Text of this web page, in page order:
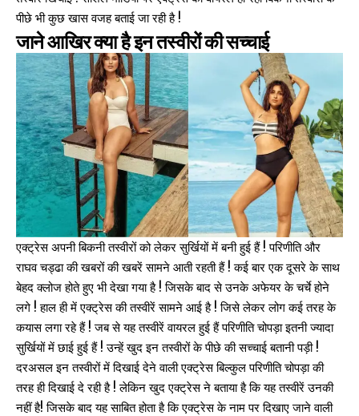
पीछे भी कुछ खास वजह बताई जा रही है !
जाने आखिर क्या है इन तस्वीरों की सच्चाई
एक्ट्रेस अपनी बिकनी तस्वीरों को लेकर सुर्खियों में बनी हुई हैं ! परिणीति और
राघव चड्ढा की खबरों की खबरें सामने आती रहती हैं ! कई बार एक दूसरे के साथ
बेहद क्लोज होते हुए भी देखा गया है ! जिसके बाद से उनके अफेयर के चर्चे होने
लगे ! हाल ही में एक्ट्रेस की तस्वीरें सामने आई है ! जिसे लेकर लोग कई तरह के
कयास लगा रहे हैं ! जब से यह तस्वीरें वायरल हुई हैं परिणीति चोपड़ा इतनी ज्यादा
सुर्खियों में छाई हुई हैं ! उन्हें खुद इन तस्वीरों के पीछे की सच्चाई बतानी पड़ी !
दरअसल इन तस्वीरों में दिखाई देने वाली एक्ट्रेस बिल्कुल परिणीति चोपड़ा की
तरह ही दिखाई दे रही है ! लेकिन खुद एक्ट्रेस ने बताया है कि यह तस्वीरें उनकी
नहीं है! जिसके बाद यह साबित होता है कि एक्ट्रेस के नाम पर दिखाए जाने वाली